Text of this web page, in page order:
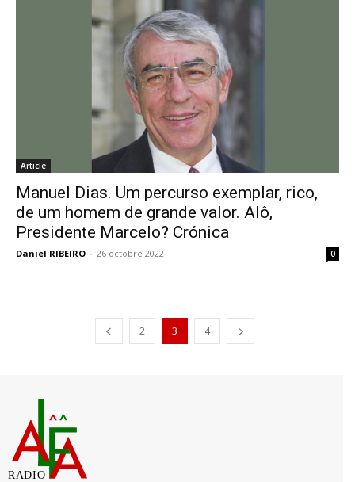
Article
Manuel Dias. Um percurso exemplar, rico,
de um homem de grande valor. Alô,
Presidente Marcelo? Crónica
Daniel RIBEIRO - 26 octobre 2022 0
2 3 4
RADIO